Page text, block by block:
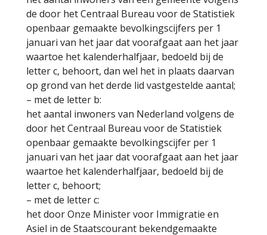
de door het Centraal Bureau voor de Statistiek
openbaar gemaakte bevolkingscijfers per 1
januari van het jaar dat voorafgaat aan het jaar
waartoe het kalenderhalfjaar, bedoeld bij de
letter c, behoort, dan wel het in plaats daarvan
op grond van het derde lid vastgestelde aantal;
– met de letter b:
het aantal inwoners van Nederland volgens de
door het Centraal Bureau voor de Statistiek
openbaar gemaakte bevolkingscijfer per 1
januari van het jaar dat voorafgaat aan het jaar
waartoe het kalenderhalfjaar, bedoeld bij de
letter c, behoort;
– met de letter c:
het door Onze Minister voor Immigratie en
Asiel in de Staatscourant bekendgemaakte